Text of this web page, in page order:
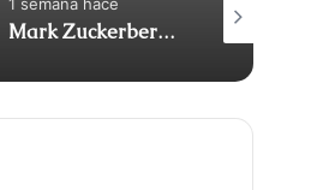
Mark Zuckerberg dice que Estados Unidos no debería bloquear los modelos chinos de IA